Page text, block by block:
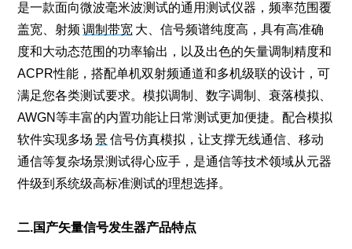
是一款面向微波毫米波测试的通用测试仪器，频率范围覆
盖宽、射频 调制带宽 大、信号频谱纯度高，具有高准确
度和大动态范围的功率输出，以及出色的矢量调制精度和
ACPR性能，搭配单机双射频通道和多机级联的设计，可
满足您各类测试要求。模拟调制、数字调制、衰落模拟、
AWGN等丰富的内置功能让日常测试更加便捷。配合模拟
软件实现多场 景信号仿真模拟，让支撑无线通信、移动
通信等复杂场景测试得心应手，是通信等技术领域从元器
件级到系统级高标准测试的理想选择。
二.国产矢量信号发生器产品特点